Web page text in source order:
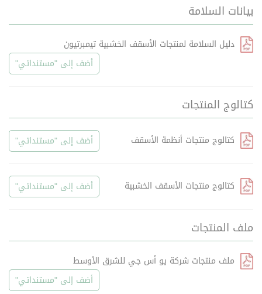
بيانات السلامة
دليل السلامة لمنتجات الأسقف الخشبية تيمبرتيون
أضف إلى "مستنداتي"
كتالوج المنتجات
كتالوج منتجات أنظمة الأسقف أضف إلى "مستنداتي"
كتالوج منتجات الأسقف الخشبية أضف إلى "مستنداتي"
ملف المنتجات
ملف منتجات شركة يو أس جي للشرق الأوسط
أضف إلى "مستنداتي"